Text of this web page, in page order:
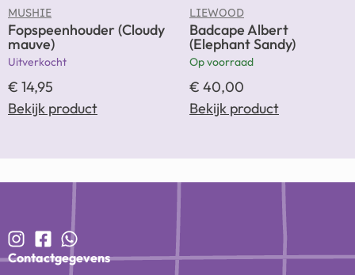
MUSHIE
Fopspeenhouder (Cloudy
mauve)
Uitverkocht
€ 14,95
Bekijk product
LIEWOOD
Badcape Albert
(Elephant Sandy)
Op voorraad
€ 40,00
Bekijk product
Contactgegevens